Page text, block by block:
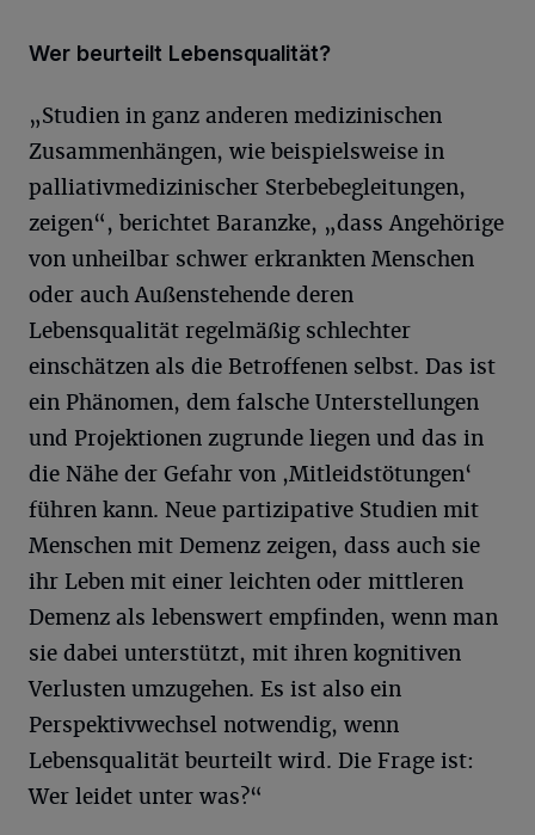
Wer beurteilt Lebensqualität?
„Studien in ganz anderen medizinischen
Zusammenhängen, wie beispielsweise in
palliativmedizinischer Sterbebegleitungen,
zeigen“, berichtet Baranzke, „dass Angehörige
von unheilbar schwer erkrankten Menschen
oder auch Außenstehende deren
Lebensqualität regelmäßig schlechter
einschätzen als die Betroffenen selbst. Das ist
ein Phänomen, dem falsche Unterstellungen
und Projektionen zugrunde liegen und das in
die Nähe der Gefahr von ,Mitleidstötungen‘
führen kann. Neue partizipative Studien mit
Menschen mit Demenz zeigen, dass auch sie
ihr Leben mit einer leichten oder mittleren
Demenz als lebenswert empfinden, wenn man
sie dabei unterstützt, mit ihren kognitiven
Verlusten umzugehen. Es ist also ein
Perspektivwechsel notwendig, wenn
Lebensqualität beurteilt wird. Die Frage ist:
Wer leidet unter was?“